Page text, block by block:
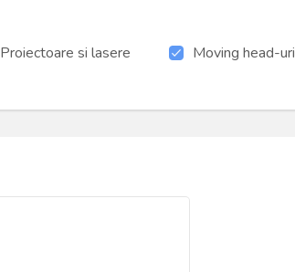
Proiectoare si lasere Moving head-uri